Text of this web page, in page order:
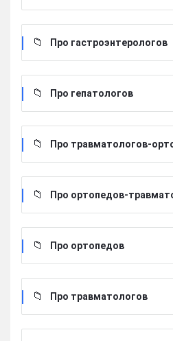
Про гастроэнтерологов
Про гепатологов
Про травматологов-
Про ортопедов-
Про ортопедов
Про травматологов